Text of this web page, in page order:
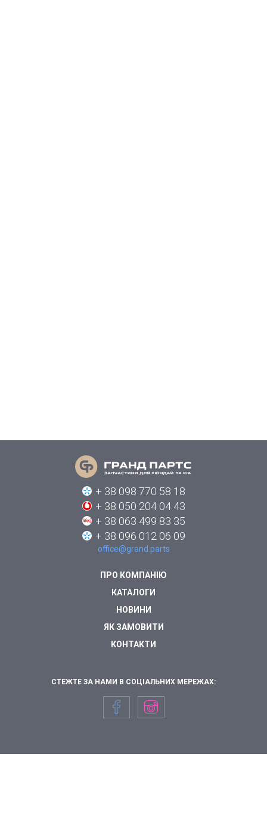
ПРО КОМПАНІЮ
КАТАЛОГИ
НОВИНИ
ЯК ЗАМОВИТИ
КОНТАКТИ
+ 38 098 770 58 18
+ 38 050 204 04 43
+ 38 063 499 83 35
+ 38 096 012 06 09
office@grand.parts
СТЕЖТЕ ЗА НАМИ В СОЦІАЛЬНИХ МЕРЕЖАХ: